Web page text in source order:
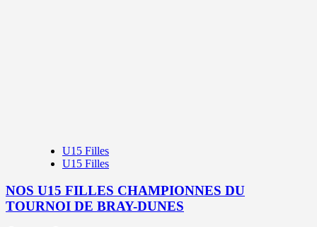
U15 Filles
U15 Filles
NOS U15 FILLES CHAMPIONNES DU
TOURNOI DE BRAY-DUNES